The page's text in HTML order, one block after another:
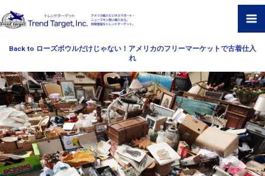
Back to ローズボウルだけじゃない！アメリカのフリーマーケットで古着仕入
れ